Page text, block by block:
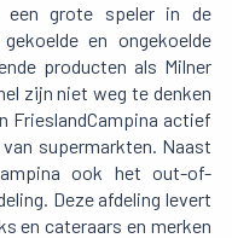
een grote speler in de
en ongekoelde
producten als Milner
zijn niet weg te denken
FrieslandCampina actief
supermarkten. Naast
ook het out-of-
Deze afdeling levert
en cateraars en merken